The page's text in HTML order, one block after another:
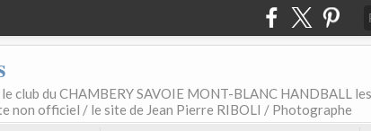
club du CHAMBERY SAVOIE MONT-BLANC HANDBALL les
non officiel / le site de Jean Pierre RIBOLI / Photographe